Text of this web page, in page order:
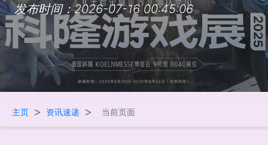
发布时间：2026-07-16 00:45:06
主页 > 资讯速递 > 当前页面